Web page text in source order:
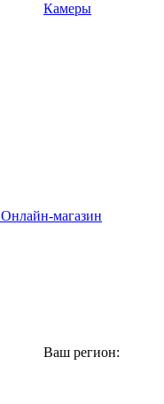
Камеры
Онлайн-магазин
Ваш регион: